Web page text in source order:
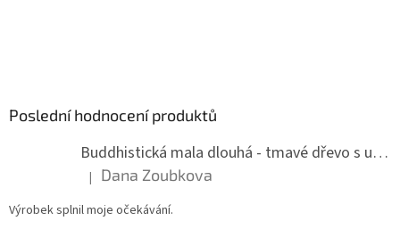
Poslední hodnocení produktů
Buddhistická mala dlouhá - tmavé dřevo s uzlíky 8 mm
Hodnocení produktu je 5 z 5 hvězdiček.
| Dana Zoubkova
Výrobek splnil moje očekávání.